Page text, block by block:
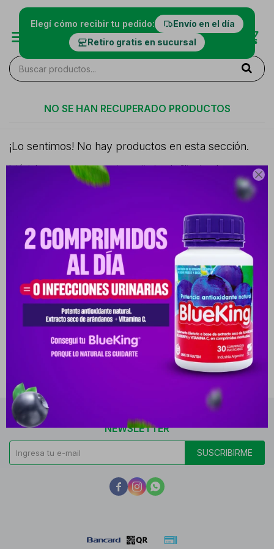

Elegí cómo recibir tu pedido:
Envío en el día
Retiro gratis en sucursal
NO SE HAN RECUPERADO PRODUCTOS
¡Lo sentimos! No hay productos en esta sección.
Inténtalo nuevamente con otros criterios de filtrado o busca en
otras secciones de nuestro catálogo.
Filtrando por: TELETON
NEWSLETTER
SUSCRIBIRME
  